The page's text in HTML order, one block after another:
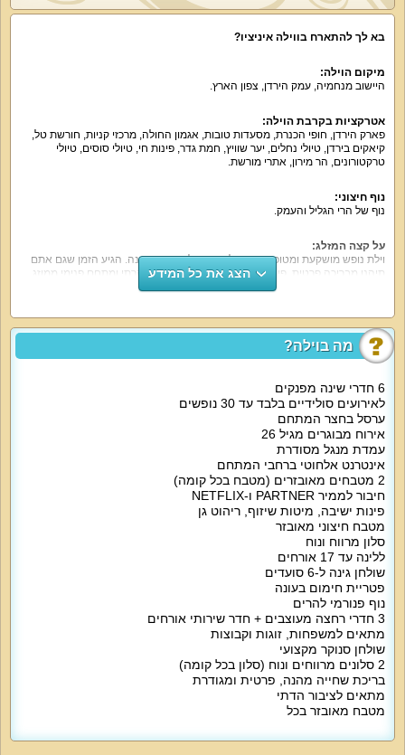
מה בוילה?
6 חדרי שינה מפנקים
לאירועים סולידיים בלבד עד 30 נופשים
ערסל בחצר המתחם
אירוח מבוגרים מגיל 26
עמדת מנגל מסודרת
אינטרנט אלחוטי ברחבי המתחם
2 מטבחים מאובזרים (מטבח בכל קומה)
חיבור לממיר PARTNER ו-NETFLIX
פינות ישיבה, מיטות שיזוף, ריהוט גן
מטבח חיצוני מאובזר
סלון מרווח ונוח
ללינה עד 17 אורחים
שולחן גינה ל-6 סועדים
פטריית חימום בעונה
נוף פנורמי להרים
3 חדרי רחצה מעוצבים + חדר שירותי אורחים
מתאים למשפחות, זוגות וקבוצות
שולחן סנוקר מקצועי
2 סלונים מרווחים ונוח (סלון בכל קומה)
בריכת שחייה מהנה, פרטית ומגודרת
מתאים לציבור הדתי
מטבח מאובזר בכל
בא לך להתארח בווילה איניציו?
מיקום הוילה:
היישוב מנחמיה, עמק הירדן, צפון הארץ.
אטרקציות בקרבת הוילה:
פארק הירדן, חופי הכנרת, מסעדות טובות, אגמון החולה, מרכזי קניות, חורשת טל,
קיאקים בירדן, טיולי נחלים, יער שוויץ, חמת גדר, פינות חי, טיולי סוסים, טיולי
טרקטורונים, הר מירון, אתרי מורשת.
נוף חיצוני:
נוף של הרי הגליל והעמק.
על קצה המזלג:
וילת נופש מושקעת ומטופחת עם כל הדרוש לחופשה מהנה. הגיע הזמן שגם אתם
תיהנו מבריכה פרטית, פינות ישיבה מול הנוף, ריהוט גן יוקרתי ומתחם פנימי ממוזג
ומאובזר בכל הדרוש. יש סוני פלייסטיישן 4 ושולחן הוקי אוויר לילדים.
מה הוילה כוללת:
6 חדרי שינה מרווחים עם מיטה זוגית, מזרן נוח, מיזוג אוויר, שידות, ארון אחסון, מסך
שטוח, חבילת ערוצים. לרשותכם 3 חדרי רחצה מאובזרים ועוד שירותים.
3 חדרים עם מיטה זוגית, נוף להרים
חדר עם ספה נפתחת, נוף לגינה.
חדר עם ספה נפתחת, נוף לבריכה.
לרשות אורחי הווילה מטבח מאובזר, נקי ומעוצב עם מקרר גדול, תנור אפייה, כיריים,
מיקרוגל, קומקום חשמלי, מקפיא נפרד, מקרר נוסף, כלי מטבח שימושיים כולל
סירים, שולחן גינה ל-12 איש.
מסך גדול 75 אינטש, נטפליקס, פרטנר TV.
אטרקציות מיוחדות בוילה:
שיזוף, פינות ישיבה, עמדת מנגל מאובזרת, מטבח, ערסל, פטריית חימום.
אורחי הווילה נהנים גם מאינטרנט אלחוטי, ערכת קפה, מגהץ, פרטנר TV, נטפליקס.
מיוחד לילדים:
סוני פלייסטיישן 4, שולחן הוקי אוויר.
הצג את כל המידע